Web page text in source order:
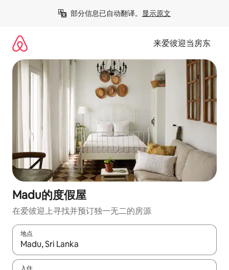
部分信息已自动翻译。 显示原文
来爱彼迎当房东
Madu的度假屋
在爱彼迎上寻找并预订独一无二的房源
地点
如有搜索结果，请使用上下方向键查看，或通过点击或滑动手势